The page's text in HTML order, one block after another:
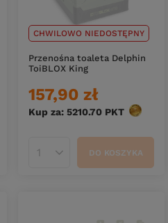
CHWILOWO NIEDOSTĘPNY
Przenośna toaleta Delphin
ToiBLOX King
157,90 zł
Kup za: 5210.70 PKT punktów
Ilość produktówDO KOSZYKA